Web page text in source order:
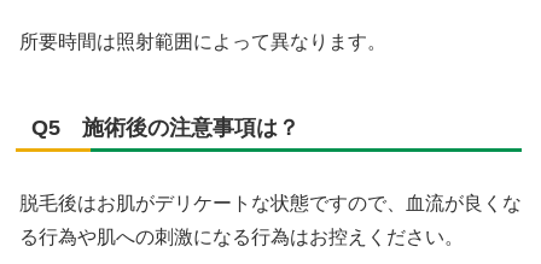
所要時間は照射範囲によって異なります。
Q5 施術後の注意事項は？
脱毛後はお肌がデリケートな状態ですので、血流が良くな
る行為や肌への刺激になる行為はお控えください。